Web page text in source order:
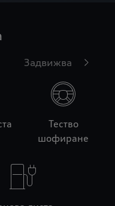
Задвижване и
Тество
шофиране